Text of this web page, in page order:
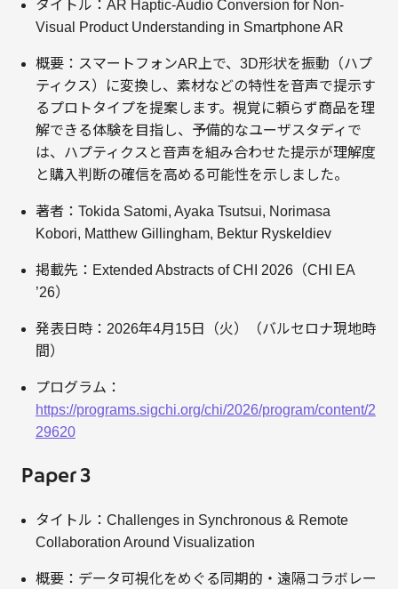
タイトル：AR Haptic-Audio Conversion for Non-
Visual Product Understanding in Smartphone AR
概要：スマートフォンAR上で、3D形状を振動（ハプ
ティクス）に変換し、素材などの特性を音声で提示す
るプロトタイプを提案します。視覚に頼らず商品を理
解できる体験を目指し、予備的なユーザスタディで
は、ハプティクスと音声を組み合わせた提示が理解度
と購入判断の確信を高める可能性を示しました。
著者：Tokida Satomi, Ayaka Tsutsui, Norimasa
Kobori, Matthew Gillingham, Bektur Ryskeldiev
掲載先：Extended Abstracts of CHI 2026（CHI EA
’26）
発表日時：2026年4月15日（火）（バルセロナ現地時
間）
プログラム：
https://programs.sigchi.org/chi/2026/program/content/2
29620
Paper 3
タイトル：Challenges in Synchronous & Remote
Collaboration Around Visualization
概要：データ可視化をめぐる同期的・遠隔コラボレー